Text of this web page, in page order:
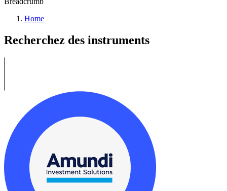
Home
Recherchez des instruments